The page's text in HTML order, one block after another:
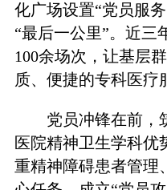
化广场设置“党员服
“最后一公里”。近三
100余场次，让基层
质、便捷的专科医疗
党员冲锋在前，
医院精神卫生学科优
重精神障碍患者管理